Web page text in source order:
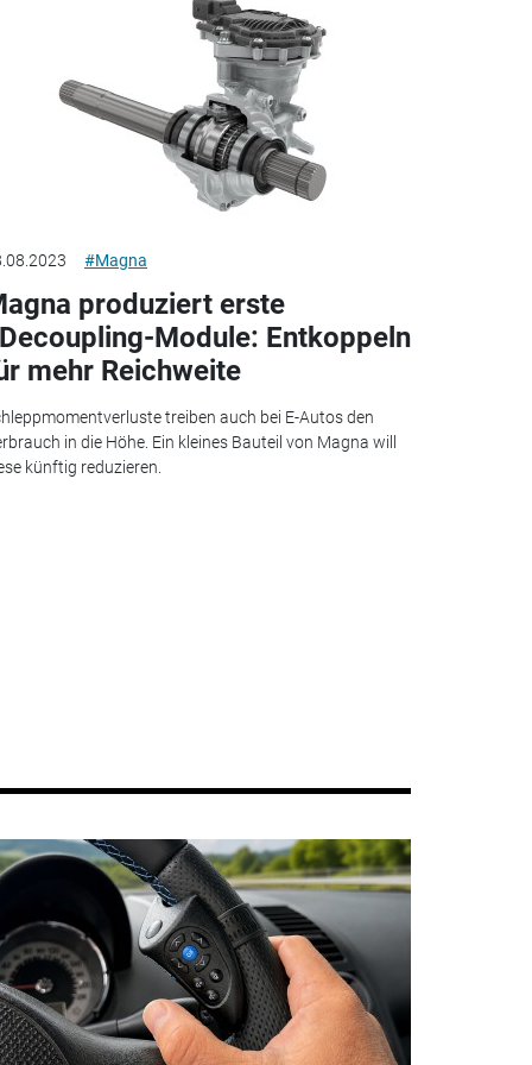
#Magna
produziert erste
Module: Entkoppeln
mehr Reichweite
treiben auch bei E-Autos den
in die Höhe. Ein kleines Bauteil von Magna will
künftig reduzieren.